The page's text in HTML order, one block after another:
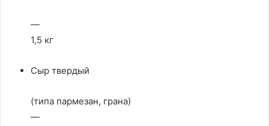
—
1,5 кг
Сыр твердый
(типа пармезан, грана)
—